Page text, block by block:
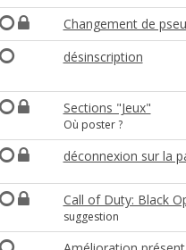
Changement de
désinscription
Sections "Jeux"
Où poster ?
déconnexion sur la
Call of Duty: Black
suggestion